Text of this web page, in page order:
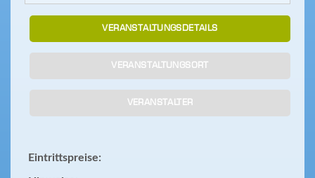
VERANSTALTUNGSDETAILS
VERANSTALTUNGSORT
VERANSTALTER
Eintrittspreise: